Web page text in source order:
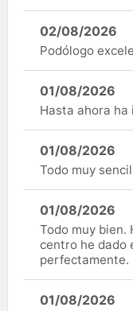
02/08/2026
Podólogo
01/08/2026
Hasta ahora ha
01/08/2026
Todo muy
01/08/2026
Todo muy bien.
centro he dado
perfectamente.
01/08/2026